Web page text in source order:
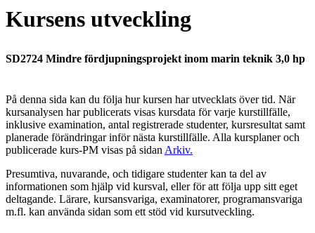
Kursens utveckling
SD2724 Mindre fördjupningsprojekt inom marin teknik 3,0 hp
På denna sida kan du följa hur kursen har utvecklats över tid. När
kursanalysen har publicerats visas kursdata för varje kurstillfälle,
inklusive examination, antal registrerade studenter, kursresultat samt
planerade förändringar inför nästa kurstillfälle. Alla kursplaner och
publicerade kurs-PM visas på sidan Arkiv.
Presumtiva, nuvarande, och tidigare studenter kan ta del av
informationen som hjälp vid kursval, eller för att följa upp sitt eget
deltagande. Lärare, kursansvariga, examinatorer, programansvariga
m.fl. kan använda sidan som ett stöd vid kursutveckling.